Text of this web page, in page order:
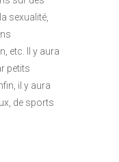
sexualité,
etc. Il y aura
petits
il y aura
de sports